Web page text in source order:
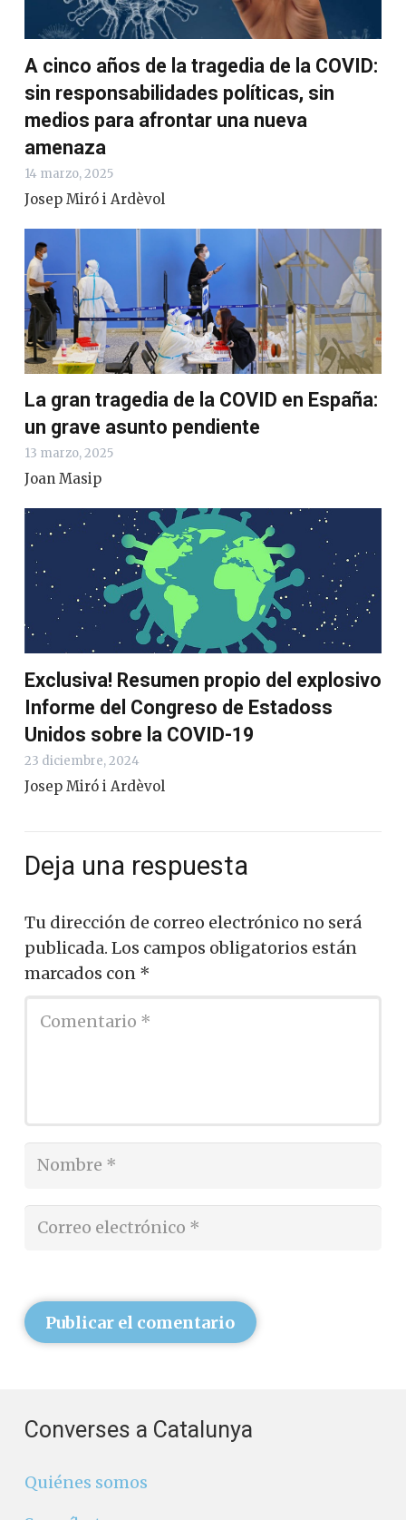
A cinco años de la tragedia de la COVID:
sin responsabilidades políticas, sin
medios para afrontar una nueva
amenaza
14 marzo, 2025
Josep Miró i Ardèvol
La gran tragedia de la COVID en España:
un grave asunto pendiente
13 marzo, 2025
Joan Masip
Exclusiva! Resumen propio del explosivo
Informe del Congreso de Estadoss
Unidos sobre la COVID-19
23 diciembre, 2024
Josep Miró i Ardèvol
Deja una respuesta
Tu dirección de correo electrónico no será
publicada. Los campos obligatorios están
marcados con *
Publicar el comentario
Converses a Catalunya
Quiénes somos